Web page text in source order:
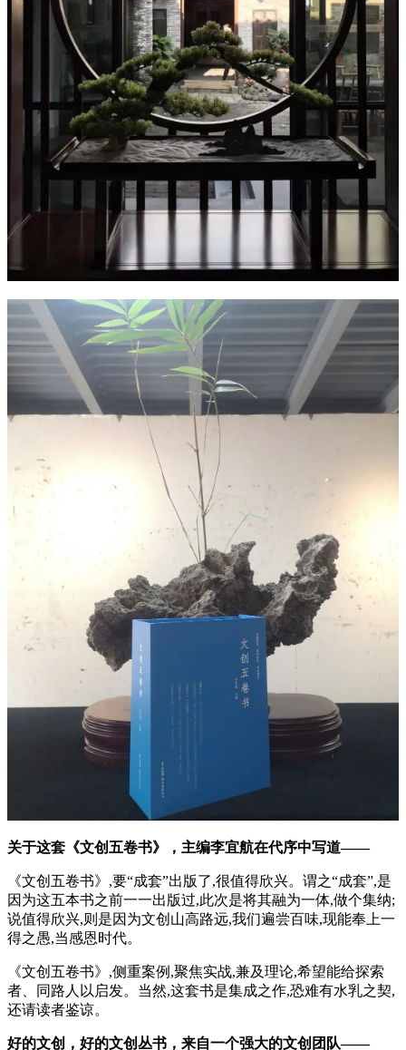
关于这套《文创五卷书》，主编李宜航在代序中写道——
《文创五卷书》,要“成套”出版了,很值得欣兴。谓之“成套”,是
因为这五本书之前一一出版过,此次是将其融为一体,做个集纳;
说值得欣兴,则是因为文创山高路远,我们遍尝百味,现能奉上一
得之愚,当感恩时代。
《文创五卷书》,侧重案例,聚焦实战,兼及理论,希望能给探索
者、同路人以启发。当然,这套书是集成之作,恐难有水乳之契,
还请读者鉴谅。
好的文创，好的文创丛书，来自一个强大的文创团队——